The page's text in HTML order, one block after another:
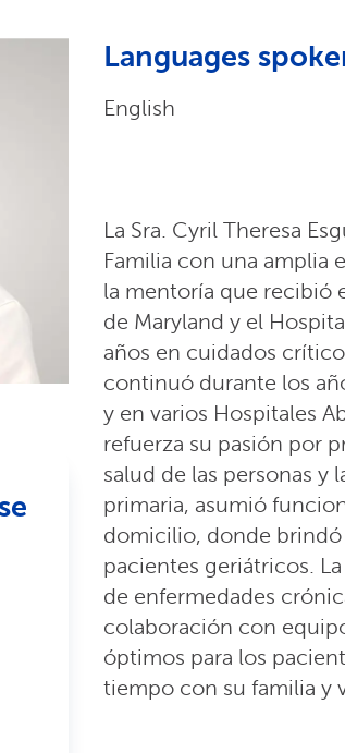
Languages
English
La Sra. Cyril Theresa
Familia con una amplia
la mentoría que recibió
de Maryland y el
años en cuidados
continuó durante los
y en varios Hospitales
refuerza su pasión por
salud de las personas y
primaria, asumió
domicilio, donde
pacientes geriátricos.
de enfermedades
colaboración con
óptimos para los
tiempo con su familia y